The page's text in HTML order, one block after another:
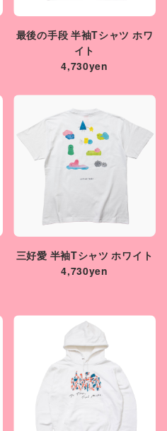
最後の手段 半袖Tシャツ ホワ
イト
4,730yen
三好愛 半袖Tシャツ ホワイト
4,730yen